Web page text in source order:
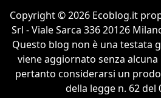
Copyright © 2026 Ecoblog.it
Srl - Viale Sarca 336 20126
Questo blog non è una testata
viene aggiornato senza
pertanto considerarsi un
della legge n. 62 del